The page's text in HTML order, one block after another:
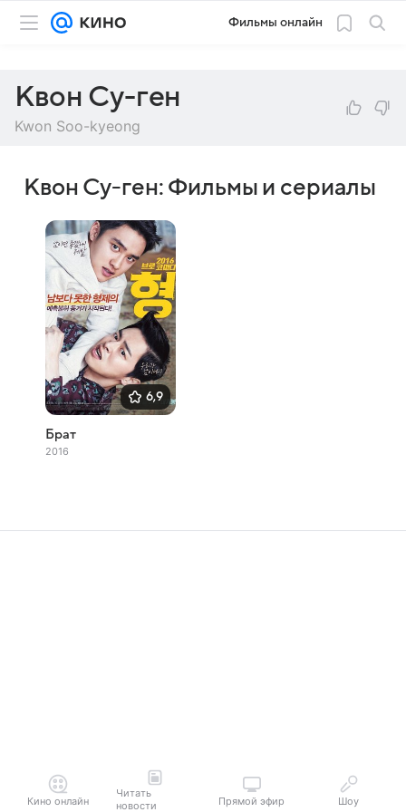
Фильмы онлайн
Квон Су-ген
Kwon Soo-kyeong
Квон Су-ген: Фильмы и сериалы
6,9
Брат
2016
Кино онлайн
Читать
новости
Прямой эфир Шоу